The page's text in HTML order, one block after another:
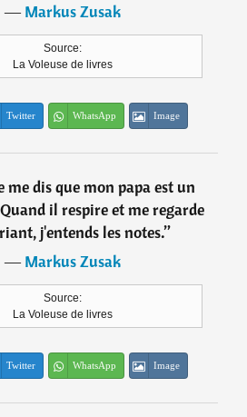
―Markus Zusak
Source:
La Voleuse de livres
Twitter WhatsApp Image
me dis que mon papa est un
il respire et me regarde
j'entends les notes.”
―Markus Zusak
Source:
La Voleuse de livres
Twitter WhatsApp Image